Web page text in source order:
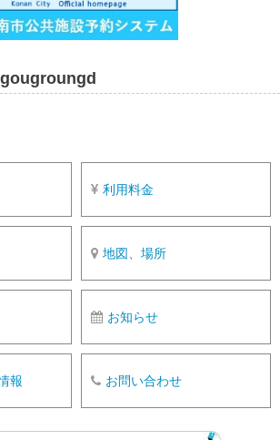
利用料金
地図、場所
お知らせ
報 お問い合わせ